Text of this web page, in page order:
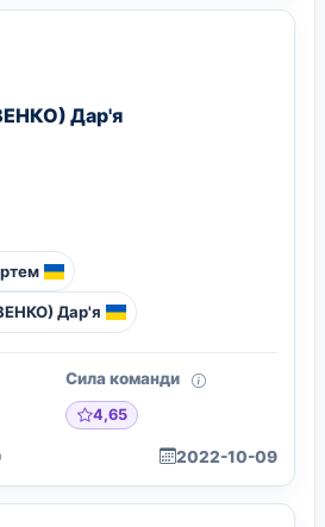
Дар'я
Дар'я
Сила команди
4,65
2022-10-09